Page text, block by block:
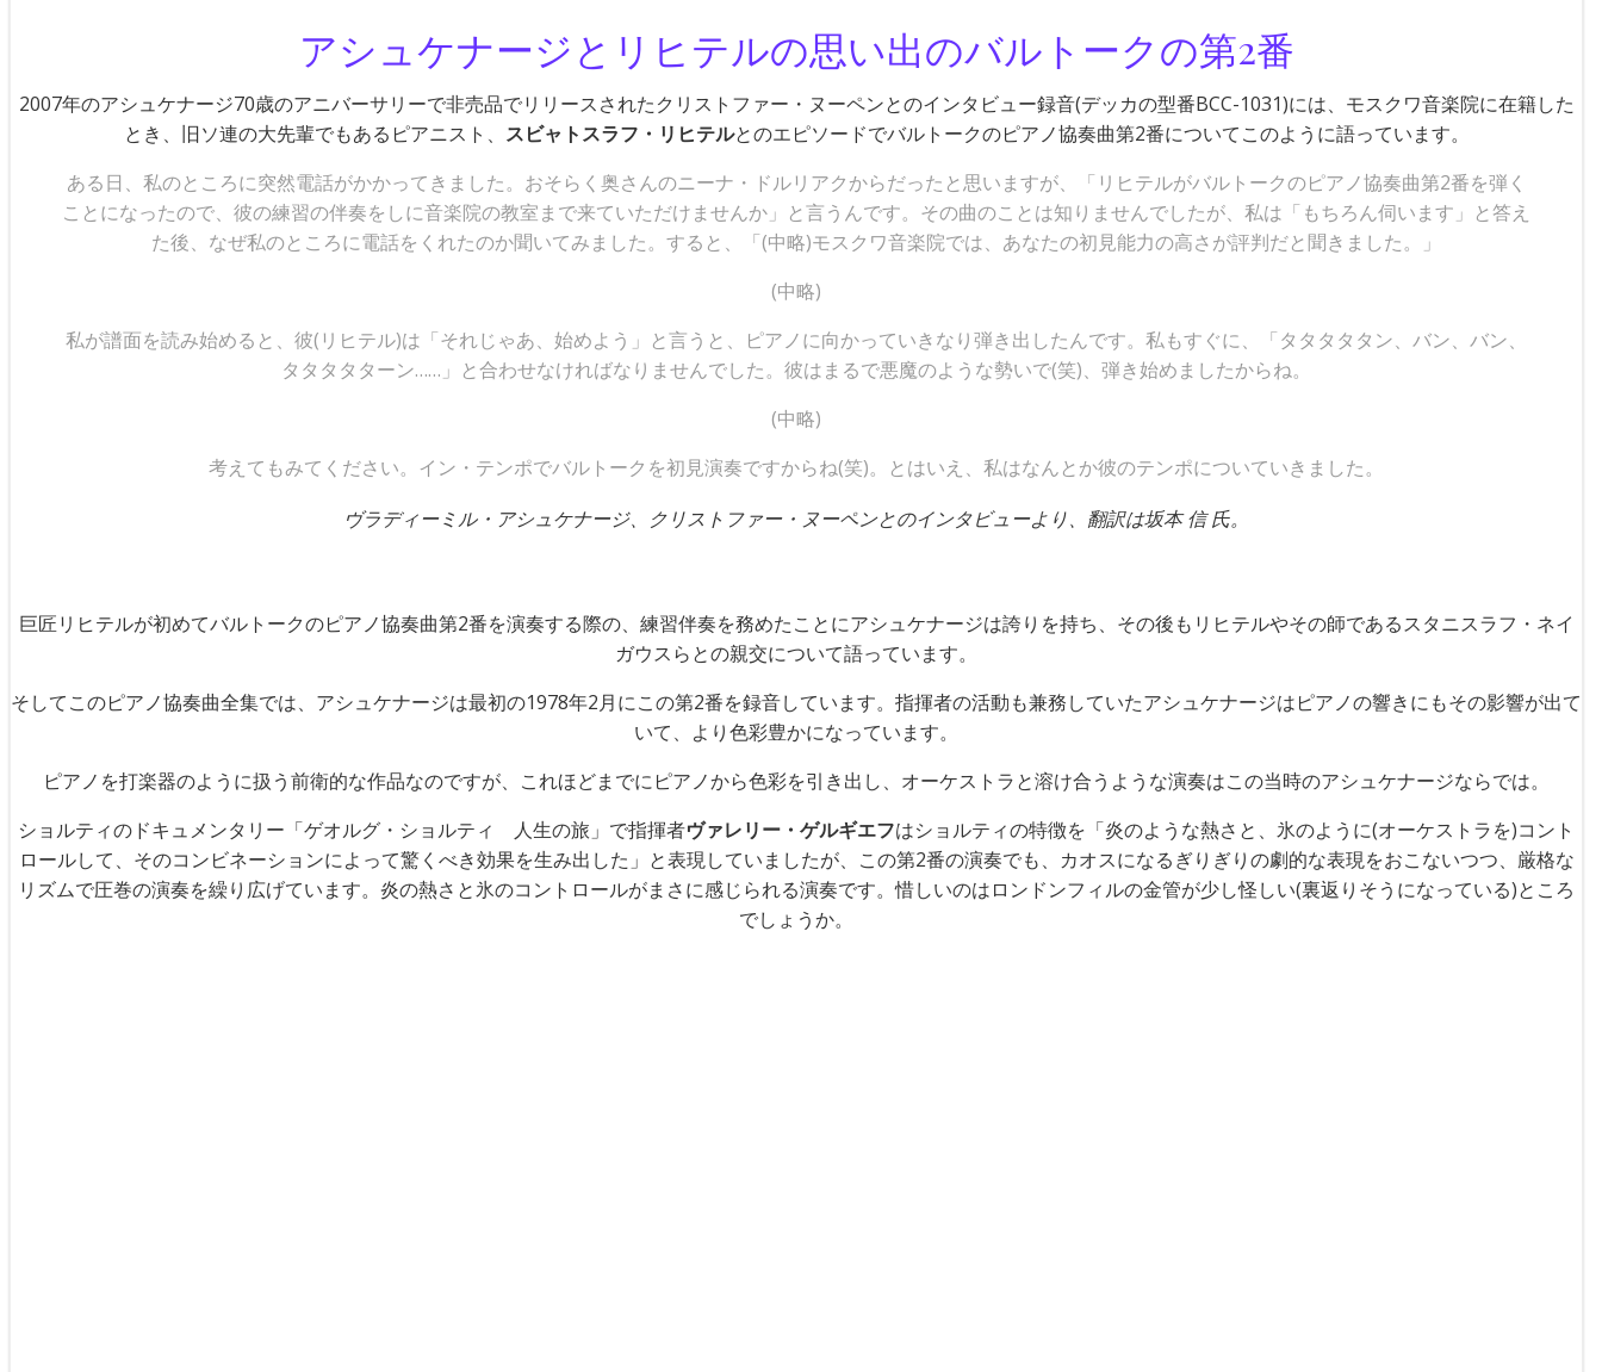
アシュケナージとリヒテルの思い出のバルトークの第2番
2007年のアシュケナージ70歳のアニバーサリーで非売品でリリースされたクリストファー・ヌーペンとのインタビュー録音(デッカの型番BCC-1031)には、モスクワ音楽院に在籍した
とき、旧ソ連の大先輩でもあるピアニスト、 スビャトスラフ・リヒテルとのエピソードでバルトークのピアノ協奏曲第2番についてこのように語っています。
ある日、私のところに突然電話がかかってきました。おそらく奥さんのニーナ・ドルリアクからだったと思いますが、「リヒテルがバルトークのピアノ協奏曲第2番を弾く
ことになったので、彼の練習の伴奏をしに音楽院の教室まで来ていただけませんか」と言うんです。その曲のことは知りませんでしたが、私は「もちろん伺います」と答え
た後、なぜ私のところに電話をくれたのか聞いてみました。すると、「(中略)モスクワ音楽院では、あなたの初見能力の高さが評判だと聞きました。」
(中略)
私が譜面を読み始めると、彼(リヒテル)は「それじゃあ、始めよう」と言うと、ピアノに向かっていきなり弾き出したんです。私もすぐに、「タタタタタン、バン、バン、
タタタタターン……」と合わせなければなりませんでした。彼はまるで悪魔のような勢いで(笑)、弾き始めましたからね。
(中略)
考えてもみてください。イン・テンポでバルトークを初見演奏ですからね(笑)。とはいえ、私はなんとか彼のテンポについていきました。
ヴラディーミル・アシュケナージ、クリストファー・ヌーペンとのインタビューより、翻訳は坂本 信 氏。
巨匠リヒテルが初めてバルトークのピアノ協奏曲第2番を演奏する際の、練習伴奏を務めたことにアシュケナージは誇りを持ち、その後もリヒテルやその師であるスタニスラフ・ネイ
ガウスらとの親交について語っています。
そしてこのピアノ協奏曲全集では、アシュケナージは最初の1978年2月にこの第2番を録音しています。指揮者の活動も兼務していたアシュケナージはピアノの響きにもその影響が出て
いて、より色彩豊かになっています。
ピアノを打楽器のように扱う前衛的な作品なのですが、これほどまでにピアノから色彩を引き出し、オーケストラと溶け合うような演奏はこの当時のアシュケナージならでは。
ショルティのドキュメンタリー「ゲオルグ・ショルティ 人生の旅」で指揮者ヴァレリー・ゲルギエフはショルティの特徴を「炎のような熱さと、氷のように(オーケストラを)コント
ロールして、そのコンビネーションによって驚くべき効果を生み出した」と表現していましたが、この第2番の演奏でも、カオスになるぎりぎりの劇的な表現をおこないつつ、厳格な
リズムで圧巻の演奏を繰り広げています。炎の熱さと氷のコントロールがまさに感じられる演奏です。惜しいのはロンドンフィルの金管が少し怪しい(裏返りそうになっている)ところ
でしょうか。